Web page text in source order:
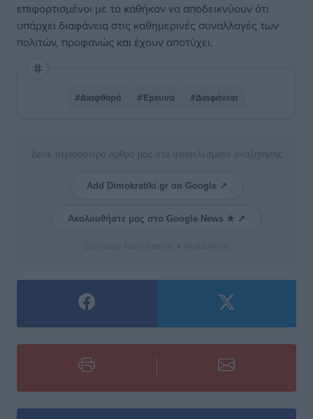
επιφορτισμένοι με το καθήκον να αποδεικνύουν ότι
υπάρχει διαφάνεια στις καθημερινές συναλλαγές των
πολιτών, προφανώς και έχουν αποτύχει.
#Διαφθορά #Έρευνα #Διαφάνεια
Δείτε περισσότερα άρθρα μας στα αποτελέσματα αναζήτησης
Add Dimokratiki.gr on Google ↗
Ακολουθήστε μας στο Google News ★ ↗